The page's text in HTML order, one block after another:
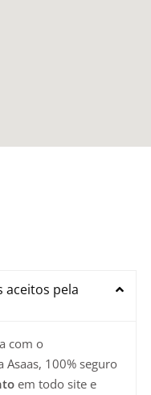
aceitos pela
com o
100% seguro
em todo site e